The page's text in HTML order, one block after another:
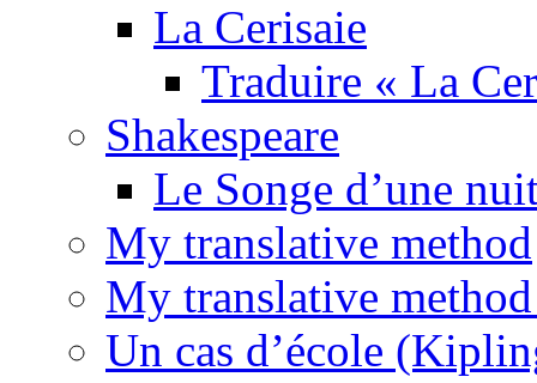
La Cerisaie
Traduire « La
Shakespeare
Le Songe d’une
My translative method
My translative
Un cas d’école